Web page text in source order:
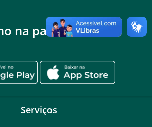
na palma da mão
Serviços